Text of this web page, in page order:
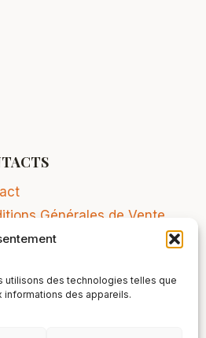
utilisons des technologies telles que
des appareils.
Générales de Vente
légales